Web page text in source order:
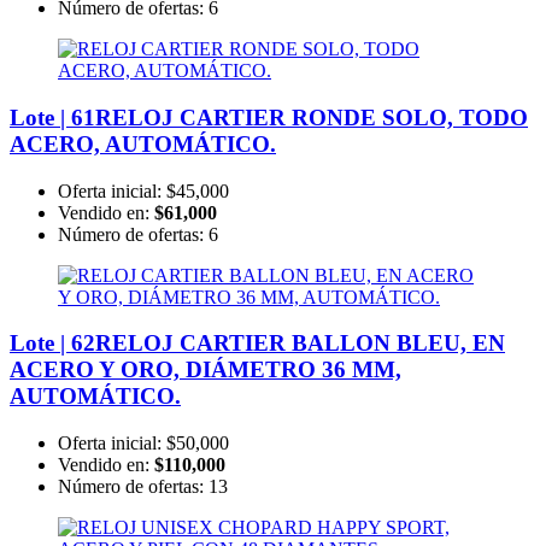
Número de ofertas: 6
Lote | 61RELOJ CARTIER RONDE SOLO, TODO
ACERO, AUTOMÁTICO.
Oferta inicial: $45,000
Vendido en: $61,000
Número de ofertas: 6
Lote | 62RELOJ CARTIER BALLON BLEU, EN
ACERO Y ORO, DIÁMETRO 36 MM,
AUTOMÁTICO.
Oferta inicial: $50,000
Vendido en: $110,000
Número de ofertas: 13